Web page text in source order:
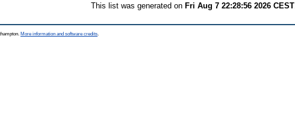
This list was generated on Fri Aug 7 22:28:56 2026 CEST
More information and software credits